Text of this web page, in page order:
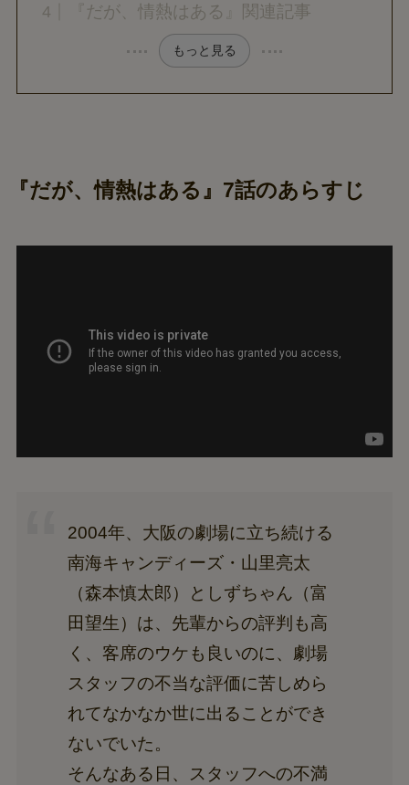
『だが、情熱はある』関連記事
もっと見る
『だが、情熱はある』7話のあらすじ
2004年、大阪の劇場に立ち続ける
南海キャンディーズ・山里亮太
（森本慎太郎）としずちゃん（富
田望生）は、先輩からの評判も高
く、客席のウケも良いのに、劇場
スタッフの不当な評価に苦しめら
れてなかなか世に出ることができ
ないでいた。
そんなある日、スタッフへの不満